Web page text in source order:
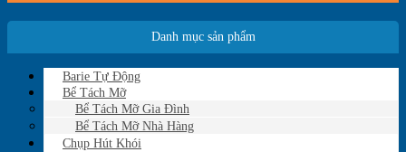
Danh mục sản phẩm
Barie Tự Động
Bể Tách Mỡ
Bể Tách Mỡ Gia Đình
Bể Tách Mỡ Nhà Hàng
Chụp Hút Khói